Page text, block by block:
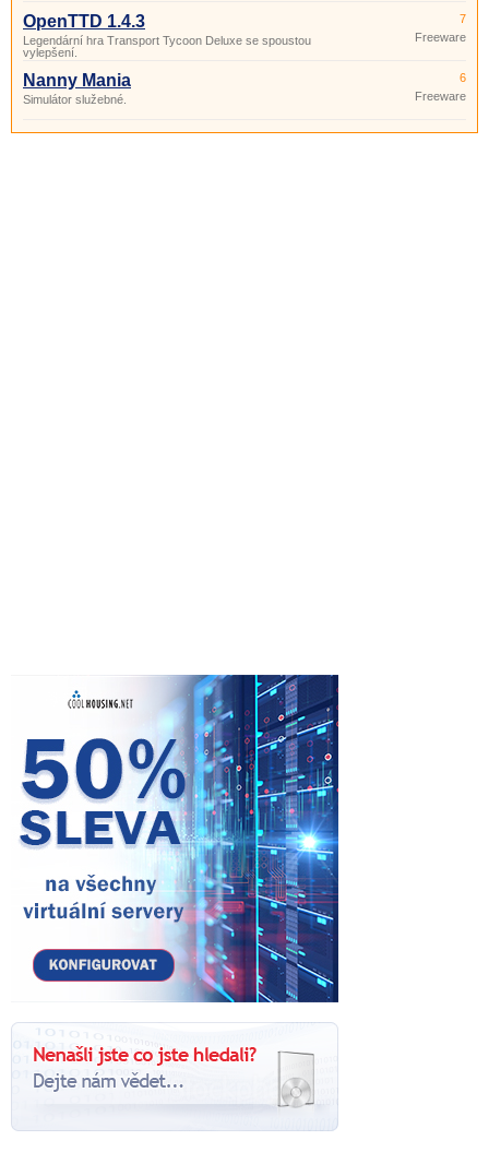
OpenTTD 1.4.3
Legendární hra Transport Tycoon Deluxe se spoustou
vylepšení.
7
Freeware
Nanny Mania
Simulátor služebné.
6
Freeware